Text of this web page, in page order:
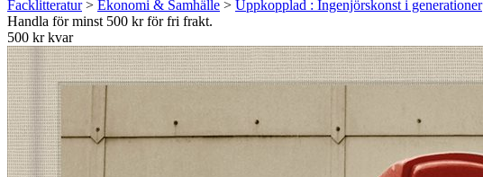
Facklitteratur> Ekonomi & Samhälle > Uppkopplad : Ingenjörskonst i generationer
Handla för minst 500 kr för fri frakt.
500 kr kvar